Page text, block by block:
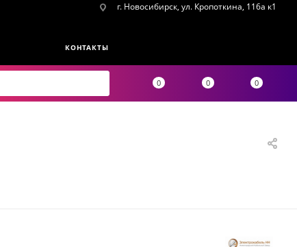
г. Новосибирск, ул. Кропоткина, 116а к1
КОНТАКТЫ
0 0 0